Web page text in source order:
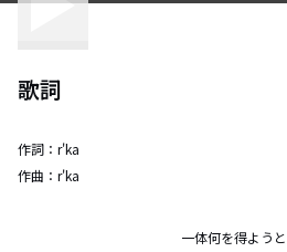
歌詞
作詞： r'ka
作曲： r'ka
一体何を得よう